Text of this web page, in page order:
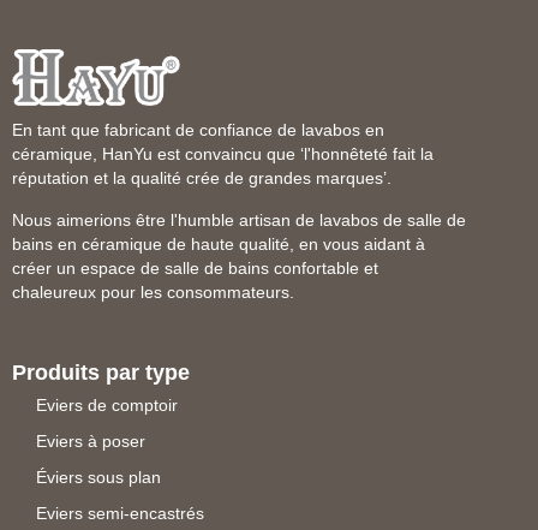
En tant que fabricant de confiance de lavabos en
céramique, HanYu est convaincu que ‘l'honnêteté fait la
réputation et la qualité crée de grandes marques’.
Nous aimerions être l'humble artisan de lavabos de salle de
bains en céramique de haute qualité, en vous aidant à
créer un espace de salle de bains confortable et
chaleureux pour les consommateurs.
Produits par type
Eviers de comptoir
Eviers à poser
Éviers sous plan
Eviers semi-encastrés